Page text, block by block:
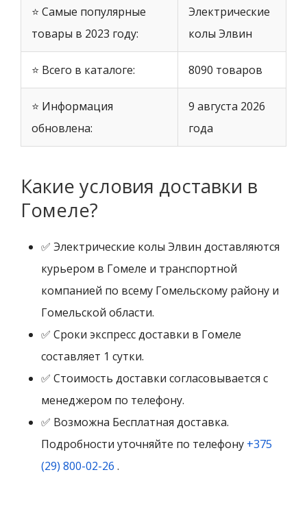
⭐ Самые популярные
товары в 2023 году:
Электрические
колы Элвин
⭐ Всего в каталоге: 8090 товаров
⭐ Информация
обновлена:
9 августа 2026
года
Какие условия доставки в
Гомеле?
✅ Электрические колы Элвин доставляются
курьером в Гомеле и транспортной
компанией по всему Гомельскому району и
Гомельской области.
✅ Сроки экспресс доставки в Гомеле
составляет 1 сутки.
✅ Стоимость доставки согласовывается с
менеджером по телефону.
✅ Возможна Бесплатная доставка.
Подробности уточняйте по телефону +375
(29) 800-02-26 .